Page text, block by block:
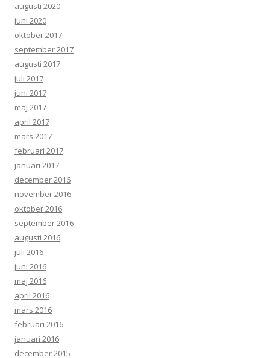
augusti 2020
juni 2020
oktober 2017
september 2017
augusti 2017
juli 2017
juni 2017
maj 2017
april 2017
mars 2017
februari 2017
januari 2017
december 2016
november 2016
oktober 2016
september 2016
augusti 2016
juli 2016
juni 2016
maj 2016
april 2016
mars 2016
februari 2016
januari 2016
december 2015